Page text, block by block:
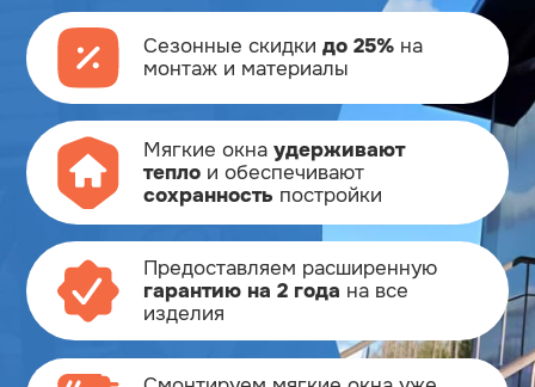
Сезонные скидки до 25% на
монтаж и материалы
Мягкие окна удерживают
теплои обеспечивают
сохранность постройки
Предоставляем расширенную
гарантию на 2 года на все
изделия